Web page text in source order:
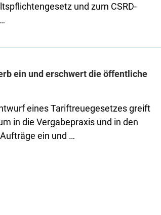
und zum CSRD-
ein und erschwert die öffentliche
eines Tariftreuegesetzes greift
in die Vergabepraxis und in den
ein und …